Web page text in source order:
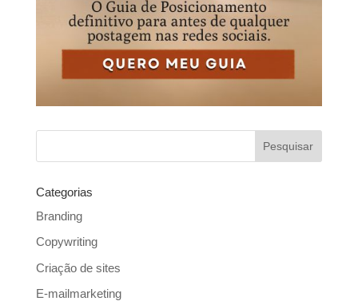
Categorias
Branding
Copywriting
Criação de sites
E-mailmarketing